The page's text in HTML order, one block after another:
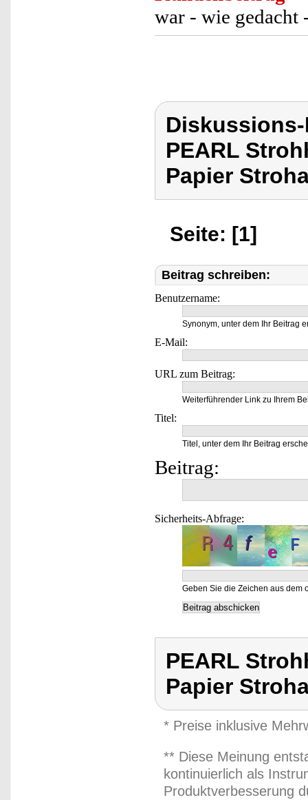
war - wie
PEARL
Papier
Seite: [1]
Beitrag schreiben:
Benutzername:
Synonym, unter dem Ihr Beitrag
E-Mail:
URL zum Beitrag:
Weiterführender Link zu Ihrem
Titel:
Titel, unter dem Ihr Beitrag
Beitrag:
Sicherheits-Abfrage:
Geben Sie die Zeichen aus dem
PEARL
Papier
* Preise inklusive
** Diese Meinung
kontinuierlich als
Produktverbesserung